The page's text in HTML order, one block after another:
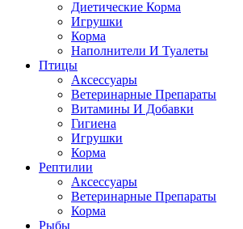
Диетические Корма
Игрушки
Корма
Наполнители И Туалеты
Птицы
Аксессуары
Ветеринарные Препараты
Витамины И Добавки
Гигиена
Игрушки
Корма
Рептилии
Аксессуары
Ветеринарные Препараты
Корма
Рыбы